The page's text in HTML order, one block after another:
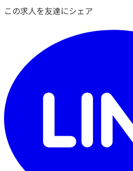
この求人を友達にシェア